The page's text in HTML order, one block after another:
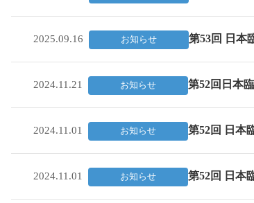
2025.09.16 お知らせ 第53回 日本
2024.11.21 お知らせ 第52回日本
2024.11.01 お知らせ 第52回 日本
2024.11.01 お知らせ 第52回 日本